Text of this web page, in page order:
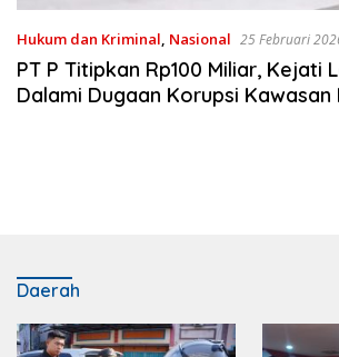
Hukum dan Kriminal, Nasional 25 Februari
PT P Titipkan Rp100 Miliar, Kejati
Dalami Dugaan Korupsi Kawasan
Daerah